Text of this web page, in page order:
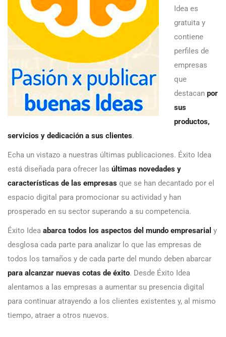
Idea es
gratuita y
contiene
perfiles de
empresas
que
destacan por
sus
productos,
servicios y dedicación a sus clientes.
Echa un vistazo a nuestras últimas publicaciones. Éxito Idea
está diseñada para ofrecer las últimas novedades y
características de las empresas que se han decantado por el
espacio digital para promocionar su actividad y han
prosperado en su sector superando a su competencia.
Éxito Idea abarca todos los aspectos del mundo empresarial y
desglosa cada parte para analizar lo que las empresas de
todos los tamaños y de cada parte del mundo deben abarcar
para alcanzar nuevas cotas de éxito. Desde Éxito Idea
alentamos a las empresas a aumentar su presencia digital
para continuar atrayendo a los clientes existentes y, al mismo
tiempo, atraer a otros nuevos.